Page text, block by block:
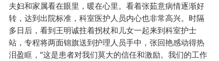
夫妇和家属看在眼里，暖在心里。看着张茹意病情逐渐好
转，达到出院标准，科室医护人员内心也非常高兴。时隔
多日后，看到王明诚拄着拐杖和儿女一起来到科室护士
站，专程将两面锦旗送到护理人员手中，张回艳感动得热
泪盈眶，“这是患者对我们莫大的信任和激励。我们的工作